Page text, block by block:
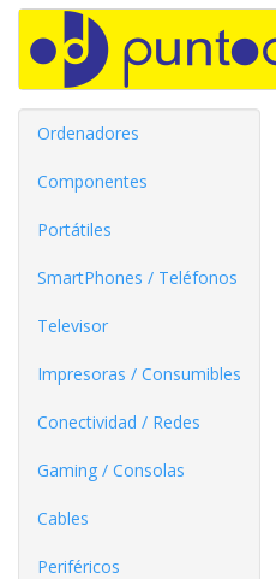
Ordenadores
Componentes
Portátiles
SmartPhones / Teléfonos
Televisor
Impresoras / Consumibles
Conectividad / Redes
Gaming / Consolas
Cables
Periféricos